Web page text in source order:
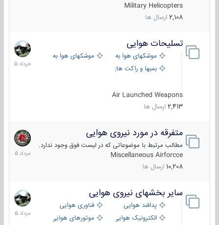
Military Helicopters
2,108 ارسال ها
تسلیحات هوایی
موشکهای هوا به هوا
موشکهای هوا به سطح
بمبها و راکت های هوایی
Air Launched Weapons
2,413 ارسال ها
30
خرداد
1405
متفرقه در مورد نیروی هوایی
مطالب مرتبط با موضوعاتی که در لیست فوق وجود ندارد.
Miscellaneous Airforcce
10,208 ارسال ها
7
مرداد
1405
سایر بخشهای نیروی هوایی
پدافند هوایی
فناوری هوایی
الکترونیک هوایی
موتورهای هوایی
2
مرداد
1405